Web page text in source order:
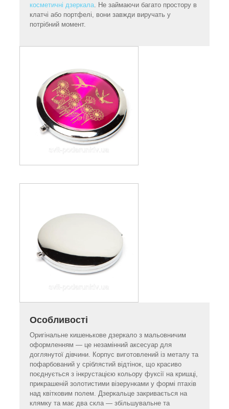
косметичні дзеркала . Не займаючи багато простору в
клатчі або портфелі, вони завжди виручать у
потрібний момент.
Особливості
Оригінальне кишенькове дзеркало з мальовничим
оформленням — це незамінний аксесуар для
доглянутої дівчини. Корпус виготовлений із металу та
пофарбований у сріблястий відтінок, що красиво
поєднується з інкрустацією кольору фуксії на кришці,
прикрашеній золотистими візерунками у формі птахів
над квітковим полем. Дзеркальце закривається на
клямку та має два скла — збільшувальне та